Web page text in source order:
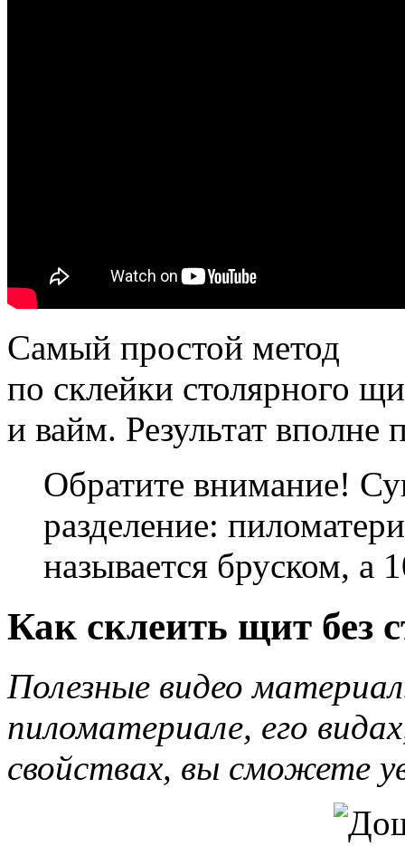
Самый простой метод
по склейки столярного
и вайм. Результат
Обратите внимание!
разделение:
называется бруском,
Как склеить щит без
Полезные видео
пиломатериале, его
свойствах, вы сможете